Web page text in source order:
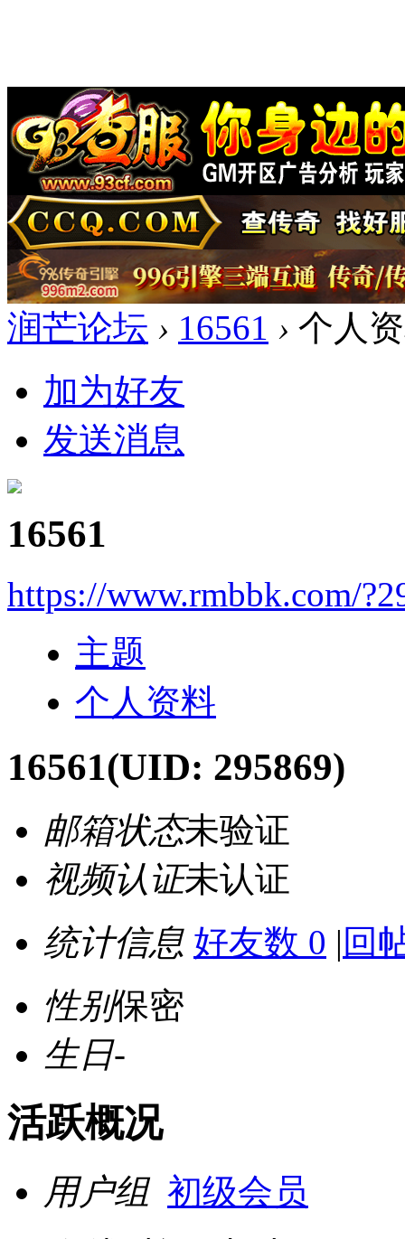
润芒论坛 › 16561 › 个人
加为好友
发送消息
16561
https://www.rmbbk.com/
主题
个人资料
16561(UID: 295869)
邮箱状态未验证
视频认证未认证
统计信息 好友数 0 | 回
性别保密
生日-
活跃概况
用户组 初级会员